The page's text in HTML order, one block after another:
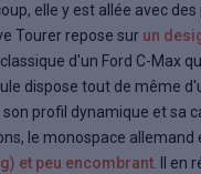
elle y est allée avec
Tourer repose sur un
d'un Ford C-Max
dispose tout de même
profil dynamique et sa
le monospace allemand
et peu encombrant . Il en